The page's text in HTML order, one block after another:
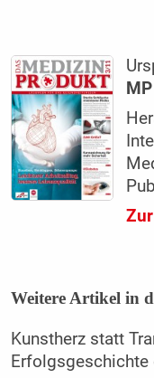
Weitere Artikel in
Kunstherz statt